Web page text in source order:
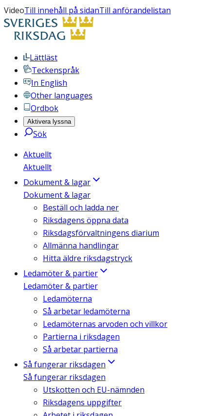
VideoTill innehåll på sidanTill anförandelistan
Lättläst
Teckenspråk
In English
Other languages
Ordbok
Aktivera lyssna
Sök
Aktuellt
Aktuellt
Dokument & lagar
Dokument & lagar
Beställ och ladda ner
Riksdagens öppna data
Riksdagsförvaltningens diarium
Allmänna handlingar
Hitta äldre riksdagstryck
Ledamöter & partier
Ledamöter & partier
Ledamöterna
Så arbetar ledamöterna
Ledamöternas arvoden och villkor
Partierna i riksdagen
Så arbetar partierna
Så fungerar riksdagen
Så fungerar riksdagen
Utskotten och EU-nämnden
Riksdagens uppgifter